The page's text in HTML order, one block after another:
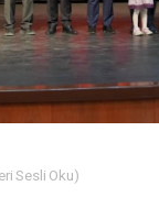
Sesli Oku)